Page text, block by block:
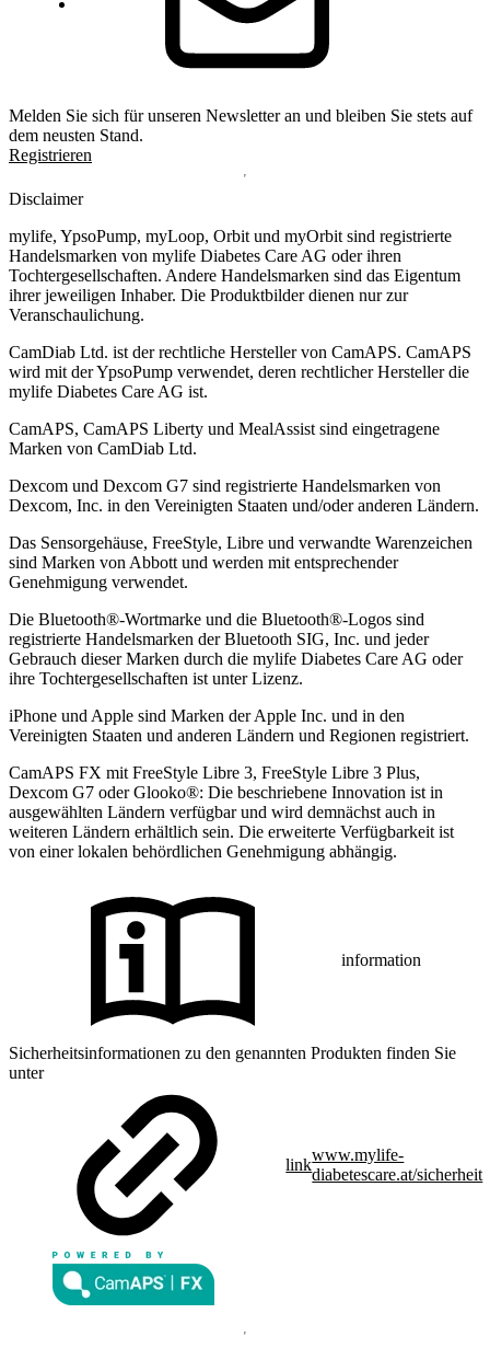
Melden Sie sich für unseren Newsletter an und bleiben Sie stets auf
dem neusten Stand.
Registrieren
Disclaimer
mylife, YpsoPump, myLoop, Orbit und myOrbit sind registrierte
Handelsmarken von mylife Diabetes Care AG oder ihren
Tochtergesellschaften. Andere Handelsmarken sind das Eigentum
ihrer jeweiligen Inhaber. Die Produktbilder dienen nur zur
Veranschaulichung.
CamDiab Ltd. ist der rechtliche Hersteller von CamAPS. CamAPS
wird mit der YpsoPump verwendet, deren rechtlicher Hersteller die
mylife Diabetes Care AG ist.
CamAPS, CamAPS Liberty und MealAssist sind eingetragene
Marken von CamDiab Ltd.
Dexcom und Dexcom G7 sind registrierte Handelsmarken von
Dexcom, Inc. in den Vereinigten Staaten und/oder anderen Ländern.
Das Sensorgehäuse, FreeStyle, Libre und verwandte Warenzeichen
sind Marken von Abbott und werden mit entsprechender
Genehmigung verwendet.
Die Bluetooth®-Wortmarke und die Bluetooth®-Logos sind
registrierte Handelsmarken der Bluetooth SIG, Inc. und jeder
Gebrauch dieser Marken durch die mylife Diabetes Care AG oder
ihre Tochtergesellschaften ist unter Lizenz.
iPhone und Apple sind Marken der Apple Inc. und in den
Vereinigten Staaten und anderen Ländern und Regionen registriert.
CamAPS FX mit FreeStyle Libre 3, FreeStyle Libre 3 Plus,
Dexcom G7 oder Glooko®: Die beschriebene Innovation ist in
ausgewählten Ländern verfügbar und wird demnächst auch in
weiteren Ländern erhältlich sein. Die erweiterte Verfügbarkeit ist
von einer lokalen behördlichen Genehmigung abhängig.
information
Sicherheitsinformationen zu den genannten Produkten finden Sie
unter
link
www.mylife-
diabetescare.at/sicherheit